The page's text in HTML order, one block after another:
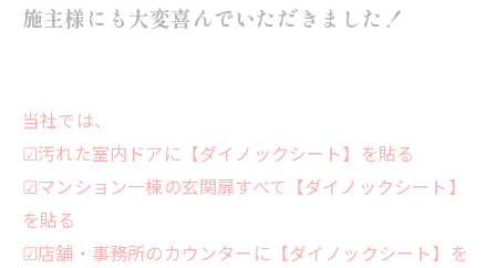
施主様にも大変喜んでいただきました！
当社では、
☑汚れた室内ドアに【ダイノックシート】を貼る
☑マンション一棟の玄関扉すべて【ダイノックシート】
を貼る
☑店舗・事務所のカウンターに【ダイノックシート】を